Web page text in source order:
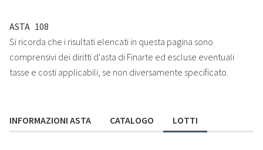
ASTA 108
Si ricorda che i risultati elencati in questa pagina sono
comprensivi dei diritti d'asta di Finarte ed escluse eventuali
tasse e costi applicabili, se non diversamente specificato.
INFORMAZIONI ASTA CATALOGO LOTTI